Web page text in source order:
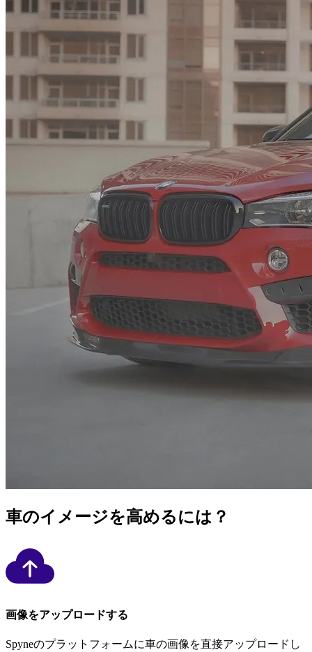
車のイメージを高めるには？
画像をアップロードする
Spyneのプラットフォームに車の画像を直接アップロードし